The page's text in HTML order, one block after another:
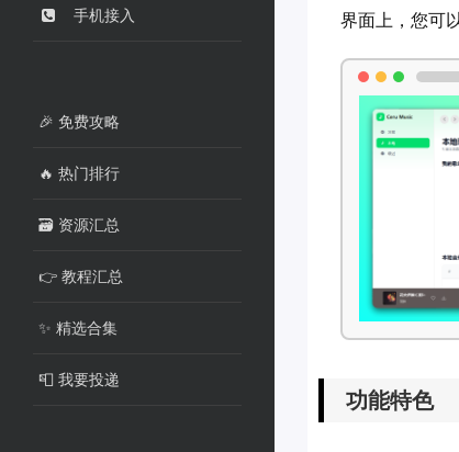
手机接入
🎉 免费攻略
🔥 热门排行
🗃️ 资源汇总
👉 教程汇总
✨ 精选合集
📮 我要投递
界面上，您可
功能特色